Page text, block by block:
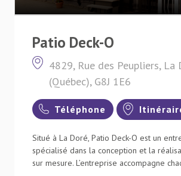
Patio Deck-O
4829, Rue des Peupliers, La
(Québec), G8J 1E6
Téléphone
Situé à La Doré, Patio Deck-O est un
spécialisé dans la conception et la
sur mesure. L’entreprise accompagne